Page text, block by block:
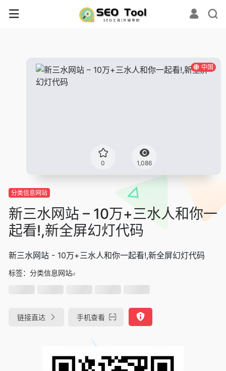
中国
0 1,086
分类信息网站
新三水网站 – 10万+三水人和你一
起看!,新全屏幻灯代码
新三水网站 - 10万+三水人和你一起看!,新全屏幻灯代码
标签： 分类信息网站
链接直达 手机查看